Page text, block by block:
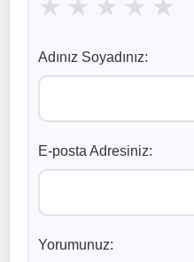
★ ★ ★ ★ ★
Adınız Soyadınız:
E-posta Adresiniz:
Yorumunuz: